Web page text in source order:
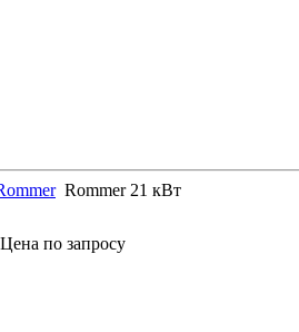
Rommer 21 кВт
Цена по запросу